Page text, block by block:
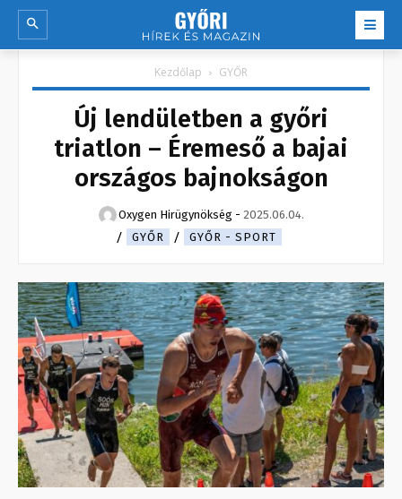
Kezdőlap GYŐR
Új lendületben a győri
triatlon – Éremeső a bajai
országos bajnokságon
Oxygen Hirügynökség - 2025.06.04.
GYŐR
GYŐR - SPORT